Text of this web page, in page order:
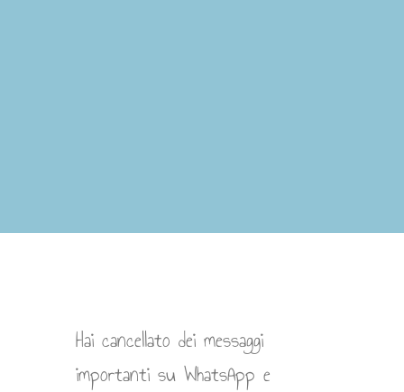
Hai cancellato dei messaggi
importanti su WhatsApp e